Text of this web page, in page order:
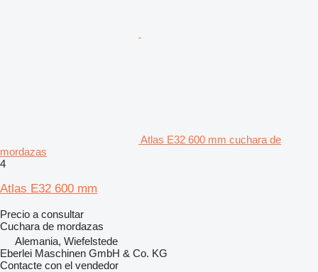
Atlas E32 600 mm cuchara de
mordazas
4
Atlas E32 600 mm
Precio a consultar
Cuchara de mordazas
Alemania, Wiefelstede
Eberlei Maschinen GmbH & Co. KG
Contacte con el vendedor